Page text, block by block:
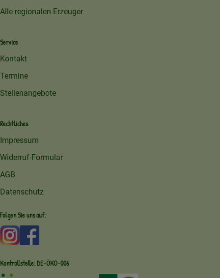
Alle regionalen Erzeuger
Service
Kontakt
Termine
Stellenangebote
Rechtliches
Impressum
Widerruf-Formular
AGB
Datenschutz
Folgen Sie uns auf:
Externer Link zu https://www.instagram.com/
Kontrollstelle: DE-ÖKO-006